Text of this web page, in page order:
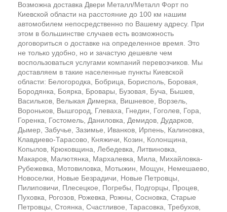
Возможна доставка Двери Металл/Металл Форт по
Киевской области на расстояние до 100 км нашим
автомобилем непосредственно по Вашему адресу. При
этом в большинстве случаев есть возможность
договориться о доставке на определенное время. Это
не только удобно, но и зачастую дешевле чем
воспользоваться услугами компаний перевозчиков. Мы
доставляем в такие населенные пункты Киевской
области: Белогородка, Бобрица, Борисполь, Боровая,
Бородянка, Боярка, Бровары, Бузовая, Буча, Бышев,
Васильков, Велыкая Димерка, Вишневое, Ворзель,
Вороньков, Вышгород, Глеваха, Гнедин, Гоголев, Гора,
Горенка, Гостомель, Даниловка, Демидов, Дударков,
Дымер, Забучье, Зазимье, Иванков, Ирпень, Калиновка,
Клавдиево-Тарасово, Княжичи, Козин, Колонщина,
Копылов, Крюковщина, Лебедевка, Литвиновка,
Макаров, Малютянка, Мархалевка, Мила, Михайловка-
Рубежевка, Мотовиловка, Мотыжин, Мощун, Немешаево,
Новоселки, Новые Безрадичи, Новые Петровцы,
Пилиповичи, Плесецкое, Погребы, Подгорцы, Процев,
Пуховка, Рогозов, Рожевка, Рожны, Сосновка, Старые
Петровцы, Стоянка, Счастливое, Тарасовка, Требухов,